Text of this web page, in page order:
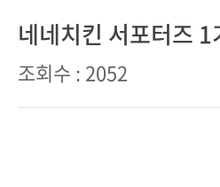
네네치킨 서포터즈
조회수 : 2052